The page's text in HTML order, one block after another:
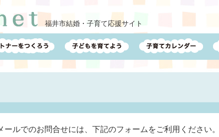
福井市結婚・子育て応援サイト
ルでのお問合せには、下記のフォームをご利用ください。